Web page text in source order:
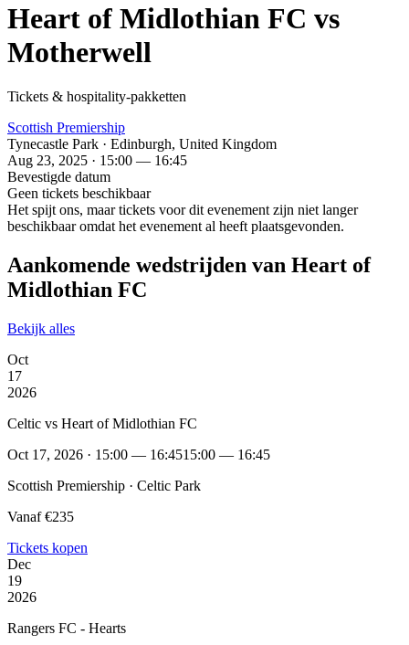
Heart of Midlothian FC vs
Motherwell
Tickets & hospitality-pakketten
Scottish Premiership
Tynecastle Park · Edinburgh, United Kingdom
Aug 23, 2025 · 15:00 — 16:45
Bevestigde datum
Geen tickets beschikbaar
Het spijt ons, maar tickets voor dit evenement zijn niet langer
beschikbaar omdat het evenement al heeft plaatsgevonden.
Aankomende wedstrijden van Heart of
Midlothian FC
Bekijk alles
Oct
17
2026
Celtic vs Heart of Midlothian FC
Oct 17, 2026 · 15:00 — 16:4515:00 — 16:45
Scottish Premiership · Celtic Park
Vanaf €235
Tickets kopen
Dec
19
2026
Rangers FC - Hearts